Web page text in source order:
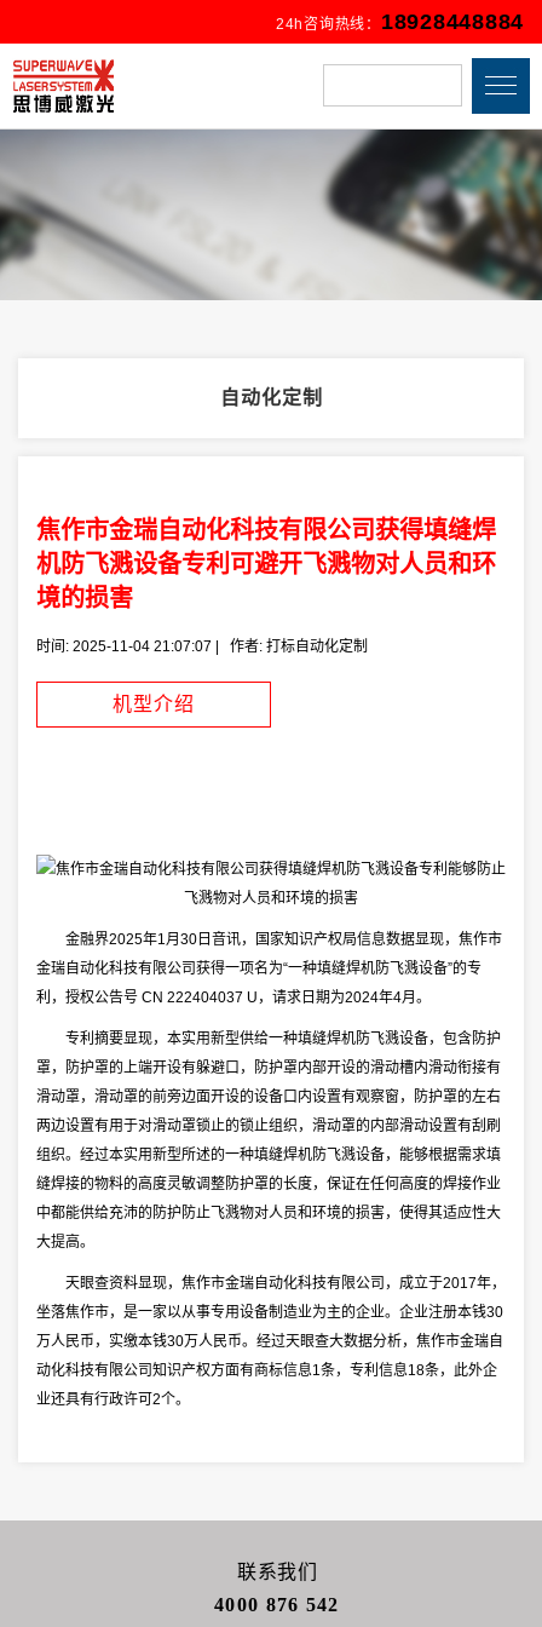
24h咨询热线： 18928448884
自动化定制
焦作市金瑞自动化科技有限公司获得填缝焊
机防飞溅设备专利可避开飞溅物对人员和环
境的损害
时间: 2025-11-04 21:07:07 | 作者: 打标自动化定制
机型介绍
金融界2025年1月30日音讯，国家知识产权局信息数据显现，焦作市
金瑞自动化科技有限公司获得一项名为“一种填缝焊机防飞溅设备”的专
利，授权公告号 CN 222404037 U，请求日期为2024年4月。
专利摘要显现，本实用新型供给一种填缝焊机防飞溅设备，包含防护
罩，防护罩的上端开设有躲避口，防护罩内部开设的滑动槽内滑动衔接有
滑动罩，滑动罩的前旁边面开设的设备口内设置有观察窗，防护罩的左右
两边设置有用于对滑动罩锁止的锁止组织，滑动罩的内部滑动设置有刮刷
组织。经过本实用新型所述的一种填缝焊机防飞溅设备，能够根据需求填
缝焊接的物料的高度灵敏调整防护罩的长度，保证在任何高度的焊接作业
中都能供给充沛的防护防止飞溅物对人员和环境的损害，使得其适应性大
大提高。
天眼查资料显现，焦作市金瑞自动化科技有限公司，成立于2017年，
坐落焦作市，是一家以从事专用设备制造业为主的企业。企业注册本钱30
万人民币，实缴本钱30万人民币。经过天眼查大数据分析，焦作市金瑞自
动化科技有限公司知识产权方面有商标信息1条，专利信息18条，此外企
业还具有行政许可2个。
联系我们
4000 876 542